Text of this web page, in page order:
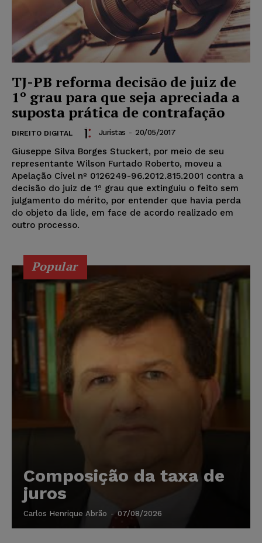
TJ-PB reforma decisão de juiz de
1º grau para que seja apreciada a
suposta prática de contrafação
DIREITO DIGITAL Juristas - 20/05/2017
Giuseppe Silva Borges Stuckert, por meio de seu
representante Wilson Furtado Roberto, moveu a
Apelação Cível nº 0126249-96.2012.815.2001 contra a
decisão do juiz de 1º grau que extinguiu o feito sem
julgamento do mérito, por entender que havia perda
do objeto da lide, em face de acordo realizado em
outro processo.
Popular
Composição da taxa de
juros
Carlos Henrique Abrão - 07/08/2026